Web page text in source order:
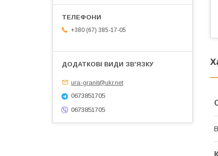
+380 (67) 385-17-05
ura-granit@ukr.net
0673851705
0673851705